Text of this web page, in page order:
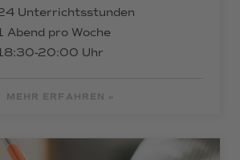
Unterrichtsstunden
Abend pro Woche
20:00 Uhr
MEHR ERFAHREN »